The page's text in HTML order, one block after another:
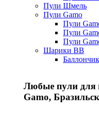
Пули Шмель
Пули Gamo
Пули
Пули
Пули
Шарики BB
Любые пули для
Gamo,